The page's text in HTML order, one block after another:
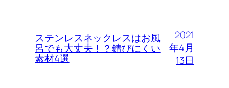
ステンレスネックレスはお風
呂でも大丈夫！？錆びにくい
素材4選
2021
年4月
13日